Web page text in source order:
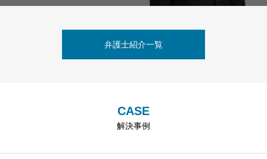
弁護士紹介一覧
CASE
解決事例